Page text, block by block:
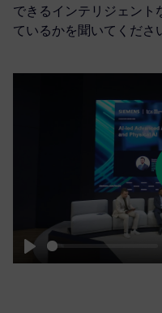
できるインテリジェント
ているかを聞いてくださ
Play